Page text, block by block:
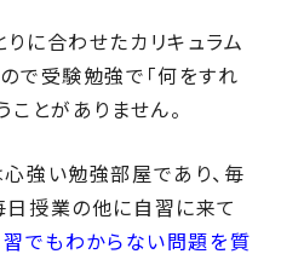
に合わせたカリキュラム
で受験勉強で「何をすれ
とがありません。
強い勉強部屋であり、毎
授業の他に自習に来て
でもわからない問題を質